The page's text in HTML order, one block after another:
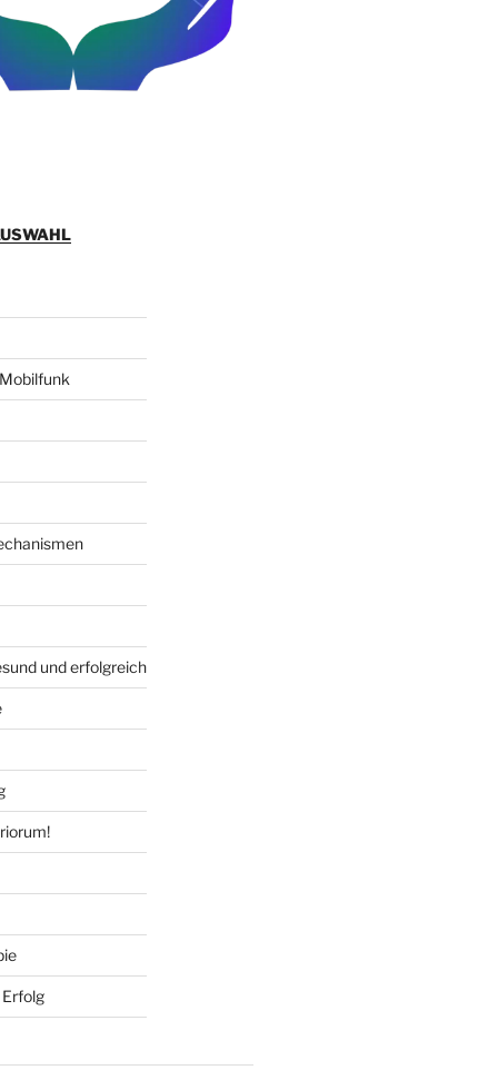
und erfolgreich